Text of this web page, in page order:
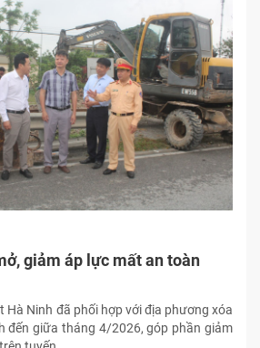
giảm áp lực mất an toàn
Hà Ninh đã phối hợp với địa phương xóa
đến giữa tháng 4/2026, góp phần giảm